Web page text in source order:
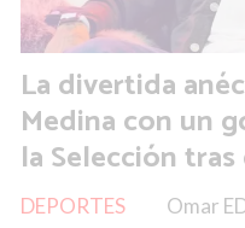
La divertida
Medina con un
la Selección
Omar
DEPORTES